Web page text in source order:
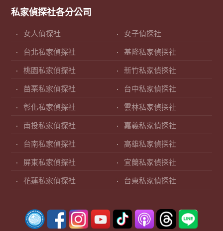
私家偵探社各分公司
女人偵探社 女子偵探社
台北私家偵探社 基隆私家偵探社
桃園私家偵探社 新竹私家偵探社
苗栗私家偵探社 台中私家偵探社
彰化私家偵探社 雲林私家偵探社
南投私家偵探社 嘉義私家偵探社
台南私家偵探社 高雄私家偵探社
屏東私家偵探社 宜蘭私家偵探社
花蓮私家偵探社 台東私家偵探社